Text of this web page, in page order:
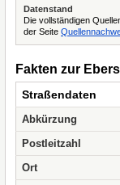
Datenstand
Die vollständigen
der Seite
Fakten zur
Straßendaten
Abkürzung
Postleitzahl
Ort